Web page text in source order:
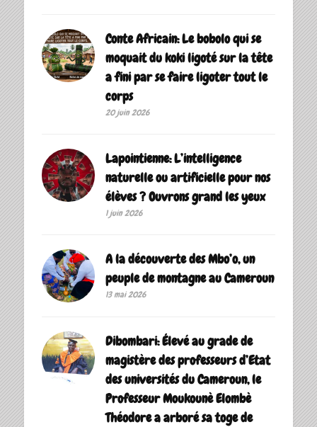
Conte Africain: Le bobolo qui se
moquait du koki ligoté sur la tête
a fini par se faire ligoter tout le
corps
20 juin 2026
Lapointienne: L’intelligence
naturelle ou artificielle pour nos
élèves ? Ouvrons grand les yeux
1 juin 2026
A la découverte des Mbo’o, un
peuple de montagne au Cameroun
13 mai 2026
Dibombari: Élevé au grade de
magistère des professeurs d’Etat
des universités du Cameroun, le
Professeur Moukounè Elombè
Théodore a arboré sa toge de